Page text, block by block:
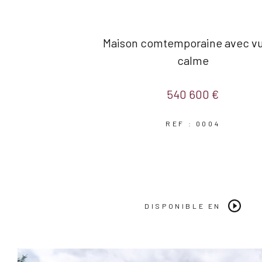
Maison comtemporaine avec
calme
540 600 €
REF : 0004
DISPONIBLE EN